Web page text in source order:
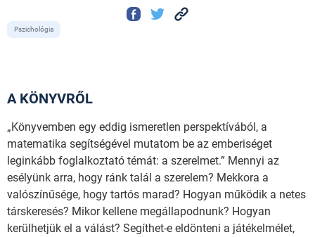
Pszichológia
A KÖNYVRŐL
„Könyvemben egy eddig ismeretlen perspektívából, a
matematika segítségével mutatom be az emberiséget
leginkább foglalkoztató témát: a szerelmet.” Mennyi az
esélyünk arra, hogy ránk talál a szerelem? Mekkora a
valószínűsége, hogy tartós marad? Hogyan működik a netes
társkeresés? Mikor kellene megállapodnunk? Hogyan
kerülhetjük el a válást? Segíthet-e eldönteni a játékelmélet,